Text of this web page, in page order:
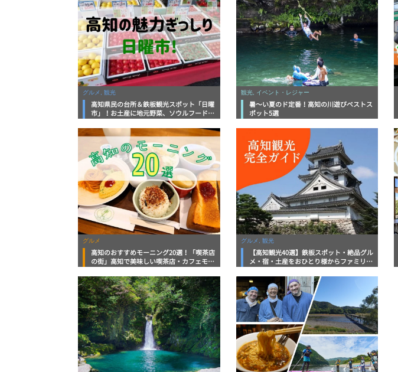
グルメ, 観光
高知県民の台所＆鉄板観光スポット「日曜
市」！お土産に地元野菜、ソウルフードま
底解説！
観光, イベント・レジャー
暑～い夏のド定番！高知の川遊びベストス
ポット5選
グルメ
高知のおすすめモーニング20選！「喫茶店
の街」高知で美味しい喫茶店・カフェモー
グルメ, 観光
【高知観光40選】鉄板スポット・絶品グル
メ・宿・土産をおひとり様からファミリー